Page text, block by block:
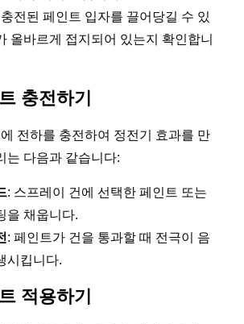
충전된 페인트 입자를 끌어당길 수 있
올바르게 접지되어 있는지 확인합니
충전하기
전하를 충전하여 정전기 효과를 만
는 다음과 같습니다:
: 스프레이 건에 선택한 페인트 또는
을 채웁니다.
: 페인트가 건을 통과할 때 전극이 음
시킵니다.
적용하기